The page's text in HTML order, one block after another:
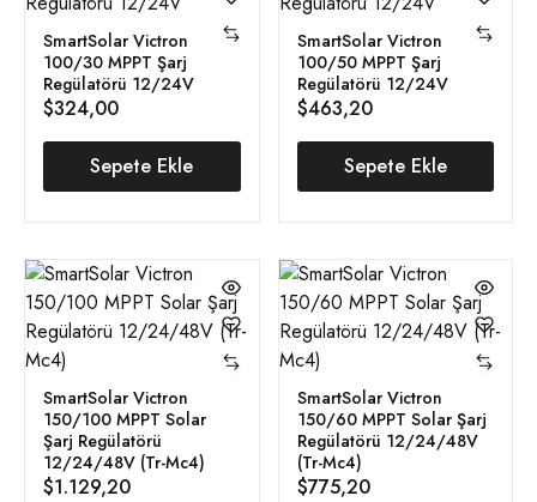
SmartSolar Victron
100/30 MPPT Şarj
Regülatörü 12/24V
$324,00
Sepete Ekle
SmartSolar Victron
100/50 MPPT Şarj
Regülatörü 12/24V
$463,20
Sepete Ekle
SmartSolar Victron
150/100 MPPT Solar
Şarj Regülatörü
12/24/48V (Tr-Mc4)
$1.129,20
SmartSolar Victron
150/60 MPPT Solar Şarj
Regülatörü 12/24/48V
(Tr-Mc4)
$775,20